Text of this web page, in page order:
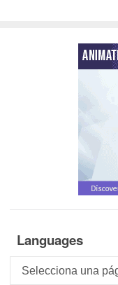
Languages
Languages